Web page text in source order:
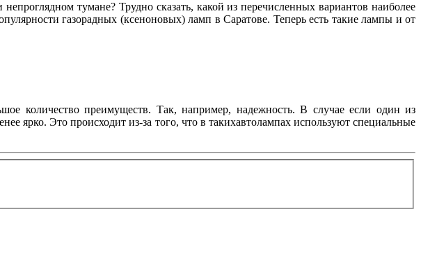
тумане? Трудно сказать, какой из перечисленных вариантов наиболее
газорадных (ксеноновых) ламп в Саратове. Теперь есть такие лампы и от
количество преимуществ. Так, например, надежность. В случае если один из
ярко. Это происходит из-за того, что в такихавтолампах используют специальные